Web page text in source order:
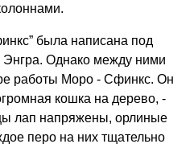
была написана под
Энгра. Однако между ними
работы Моро - Сфинкс. Он
кошка на дерево, -
лап напряжены, орлиные
перо на них тщательно